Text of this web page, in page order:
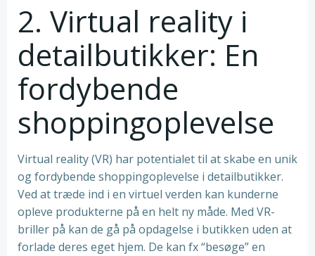
2. Virtual reality i
detailbutikker: En
fordybende
shoppingoplevelse
Virtual reality (VR) har potentialet til at skabe en unik
og fordybende shoppingoplevelse i detailbutikker.
Ved at træde ind i en virtuel verden kan kunderne
opleve produkterne på en helt ny måde. Med VR-
briller på kan de gå på opdagelse i butikken uden at
forlade deres eget hjem. De kan fx “besøge” en